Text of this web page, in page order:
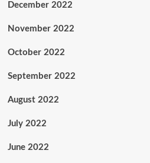
December 2022
November 2022
October 2022
September 2022
August 2022
July 2022
June 2022